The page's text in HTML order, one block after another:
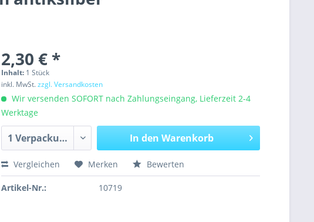
2,30 € *
Inhalt: 1 Stück
inkl. MwSt.zzgl. Versandkosten
Wir versenden SOFORT nach Zahlungseingang, Lieferzeit 2-4
Werktage
In den Warenkorb
Vergleichen Merken Bewerten
Artikel-Nr.: 10719